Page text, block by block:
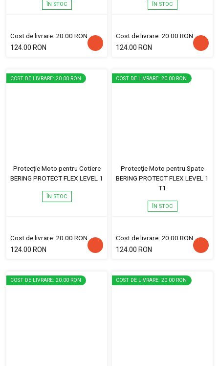
ÎN STOC
Cost de livrare: 20.00 RON
124.00 RON
ÎN STOC
Cost de livrare: 20.00 RON
124.00 RON
COST DE LIVRARE: 20.00 RON
Protecție Moto pentru Cotiere
BERING PROTECT FLEX LEVEL 1
ÎN STOC
Cost de livrare: 20.00 RON
124.00 RON
COST DE LIVRARE: 20.00 RON
Protecție Moto pentru Spate
BERING PROTECT FLEX LEVEL 1
T1
ÎN STOC
Cost de livrare: 20.00 RON
124.00 RON
COST DE LIVRARE: 20.00 RON COST DE LIVRARE: 20.00 RON